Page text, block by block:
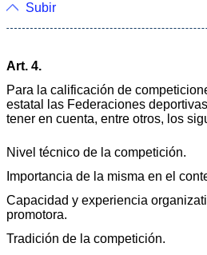
Subir
Art. 4.
Para la calificación de
estatal las Federaciones
tener en cuenta, entre otros, los
Nivel técnico de la competición.
Importancia de la misma en el
Capacidad y experiencia
promotora.
Tradición de la competición.